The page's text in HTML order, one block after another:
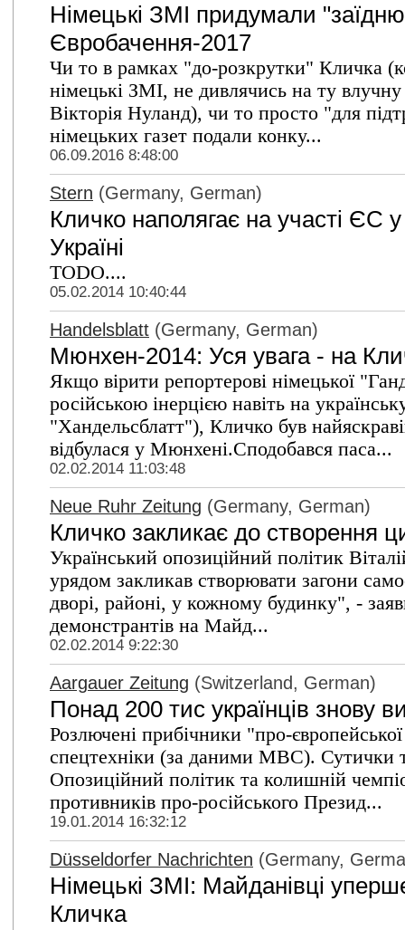
Німецькі ЗМІ придумали
Євробачення-2017
Чи то в рамках "до-розкрутки" Кличка
німецькі ЗМІ, не дивлячись на ту
Вікторія Нуланд), чи то просто "для
німецьких газет подали конку...
06.09.2016 8:48:00
Stern (Germany, German)
Кличко наполягає на участі ЄС
Україні
TODO....
05.02.2014 10:40:44
Handelsblatt (Germany, German)
Мюнхен-2014: Уся увага - на
Якщо вірити репортерові німецької
російською інерцією навіть на
"Хандельсблатт"), Кличко був
відбулася у Мюнхені.Сподобався паса...
02.02.2014 11:03:48
Neue Ruhr Zeitung (Germany, German)
Кличко закликає до створення
Український опозиційний політик
урядом закликав створювати загони
дворі, районі, у кожному будинку", -
демонстрантів на Майд...
02.02.2014 9:22:30
Aargauer Zeitung (Switzerland, German)
Понад 200 тис українців
Розлючені прибічники "про-
спецтехніки (за даними МВС). Сутички
Опозиційний політик та колишній
противників про-російського Презид...
19.01.2014 16:32:12
Düsseldorfer Nachrichten (Germany,
Німецькі ЗМІ: Майданівці
Кличка